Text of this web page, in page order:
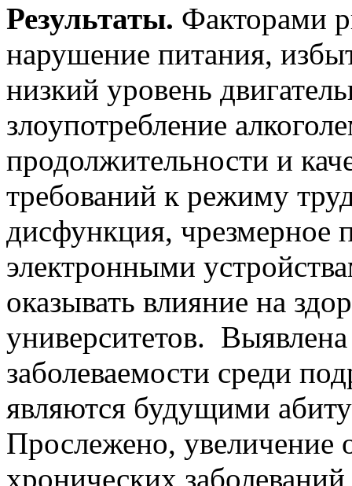
Результаты. Факторами
нарушение питания,
низкий уровень
злоупотребление
продолжительности и
требований к режиму
дисфункция, чрезмерное
электронными
оказывать влияние на
университетов.
заболеваемости среди
являются будущими
Прослежено, увеличение
хронических